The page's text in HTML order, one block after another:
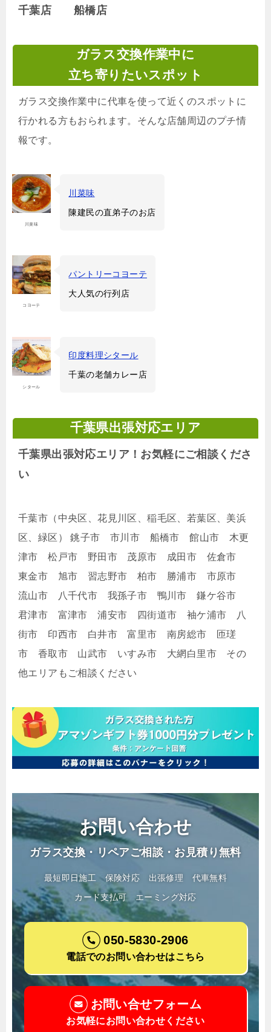
千葉店 船橋店
ガラス交換作業中に
立ち寄りたいスポット
ガラス交換作業中に代車を使って近くのスポットに
行かれる方もおられます。そんな店舗周辺のプチ情
報です。
川菜味
川菜味
陳建民の直弟子のお店
コヨーテ
パントリーコヨーテ
大人気の行列店
シタール
印度料理シタール
千葉の老舗カレー店
千葉県出張対応エリア
千葉県出張対応エリア！お気軽にご相談くださ
い
千葉市（中央区、花見川区、稲毛区、若葉区、美浜
区、緑区） 銚子市 市川市 船橋市 館山市 木更
津市 松戸市 野田市 茂原市 成田市 佐倉市
東金市 旭市 習志野市 柏市 勝浦市 市原市
流山市 八千代市 我孫子市 鴨川市 鎌ケ谷市
君津市 富津市 浦安市 四街道市 袖ケ浦市 八
街市 印西市 白井市 富里市 南房総市 匝瑳
市 香取市 山武市 いすみ市 大網白里市 その
他エリアもご相談ください
お問い合わせ
ガラス交換・リペアご相談・お見積り無料
最短即日施工 保険対応 出張修理
代車無料
カード支払可
エーミング対応
050-5830-2906
電話でのお問い合わせはこちら
お問い合せフォーム
お気軽にお問い合わせください